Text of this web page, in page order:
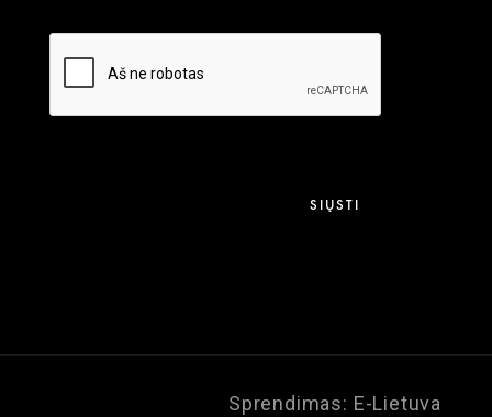
Sprendimas: E-Lietuva